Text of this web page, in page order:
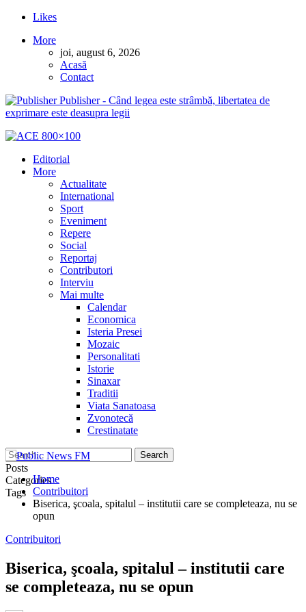
Likes
More
joi, august 6, 2026
Acasă
Contact
Publisher - Când legea este strâmbă, libertatea de
exprimare este deasupra legii
Editorial
More
Actualitate
International
Sport
Eveniment
Repere
Social
Reportaj
Contributori
Interviu
Mai multe
Calendar
Economica
Isteria Presei
Mozaic
Personalitati
Istorie
Sinaxar
Traditii
Viata Sanatoasa
Zvonotecă
Crestinatate
Posts
Categories
Tags
Home
Contribuitori
Biserica, şcoala, spitalul – institutii care se completeaza, nu se
opun
Contribuitori
Biserica, şcoala, spitalul – institutii care
se completeaza, nu se opun